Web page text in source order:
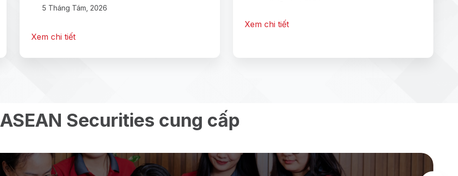
5 Tháng Tám, 2026
Xem chi tiết
Xem chi tiết
ASEAN Securities cung cấp